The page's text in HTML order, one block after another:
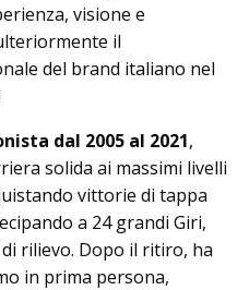
visione e
il
del brand italiano nel
dal 2005 al 2021,
solida ai massimi livelli
vittorie di tappa
a 24 grandi Giri,
rilievo. Dopo il ritiro, ha
in prima persona,